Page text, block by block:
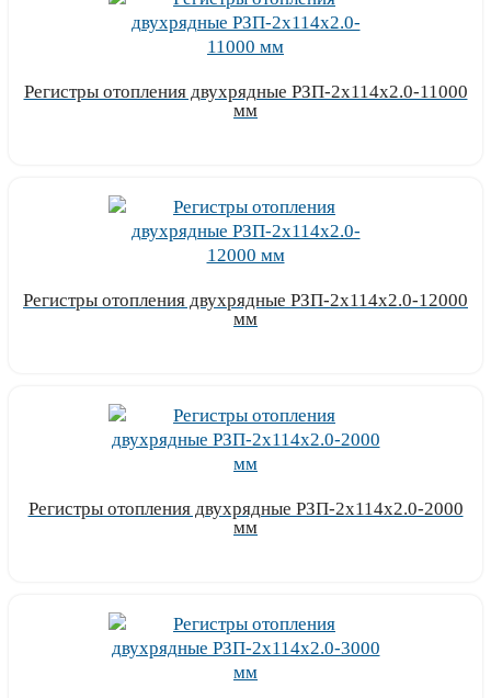
Регистры отопления двухрядные РЗП-2x114x2.0-11000
мм
Регистры отопления двухрядные РЗП-2x114x2.0-12000
мм
Регистры отопления двухрядные РЗП-2x114x2.0-2000
мм